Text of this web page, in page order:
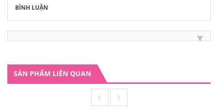
BÌNH LUẬN
SẢN PHẨM LIÊN QUAN